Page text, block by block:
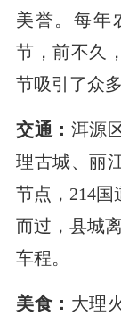
美誉。每年
节，前不久
节吸引了众
交通： 洱源
理古城、丽
节点，214
而过，县城
车程。
美食： 大理